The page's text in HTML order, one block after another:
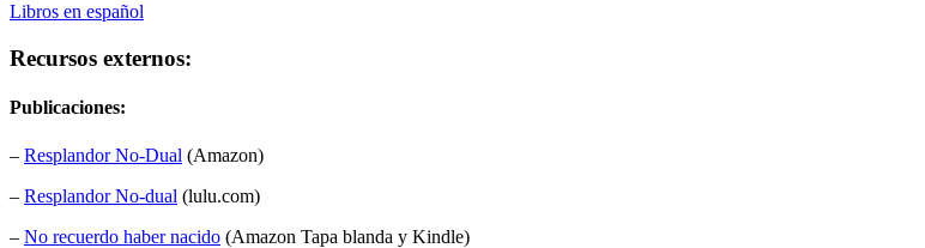
Libros en español
Recursos externos:
Publicaciones:
– Resplandor No-Dual (Amazon)
– Resplandor No-dual (lulu.com)
– No recuerdo haber nacido (Amazon Tapa blanda y Kindle)